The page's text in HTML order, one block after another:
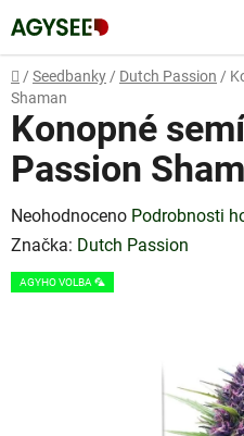
na
obsah
Domů
/ Seedbanky / Dutch Passion /
Shaman
Konopné
Passion
Průměrné
hodnocení
produktu
Neohodnoceno Podrobnosti
Značka: Dutch Passion
AGYHO VOLBA 🦜